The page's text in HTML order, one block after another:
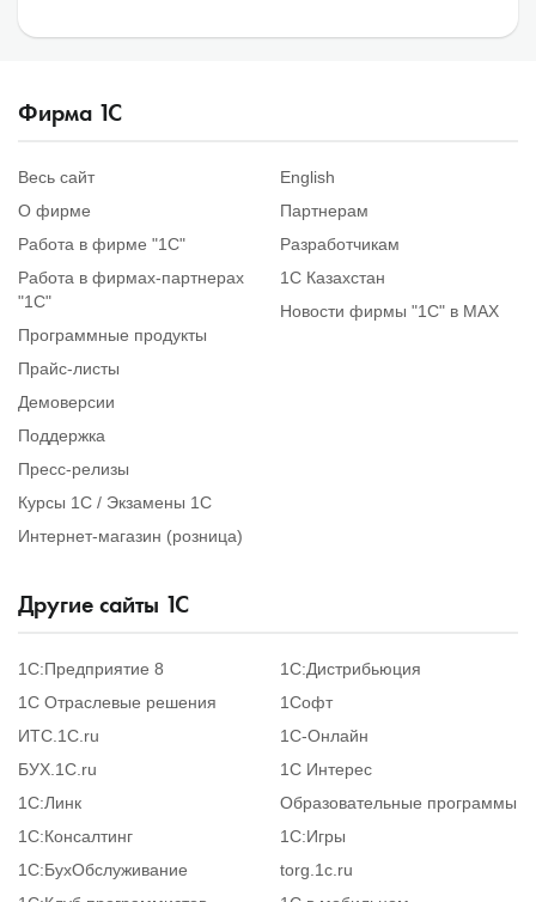
Фирма 1С
Весь сайт
О фирме
Работа в фирме "1С"
Работа в фирмах-партнерах
"1С"
Программные продукты
Прайс-листы
Демоверсии
Поддержка
Пресс-релизы
Курсы 1С / Экзамены 1С
Интернет-магазин (розница)
English
Партнерам
Разработчикам
1С Казахстан
Новости фирмы "1С" в MAX
Другие сайты 1С
1С:Предприятие 8
1С Отраслевые решения
ИТС.1C.ru
БУХ.1С.ru
1С:Линк
1С:Консалтинг
1С:БухОбслуживание
1С:Дистрибьюция
1Софт
1С-Онлайн
1С Интерес
Образовательные программы
1С:Игры
torg.1c.ru